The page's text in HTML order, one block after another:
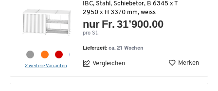
2 weitere Varianten
IBC, Stahl, Schiebetor, B 6345 x T
2950 x H 3370 mm, weiss
nur Fr. 31’900.00
pro St.
Lieferzeit:ca. 21 Wochen
Vergleichen Merken